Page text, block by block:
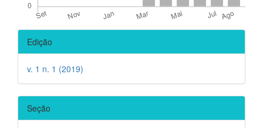
Detalhes
do
artigo
Edição
v. 1 n. 1 (2019)
Seção